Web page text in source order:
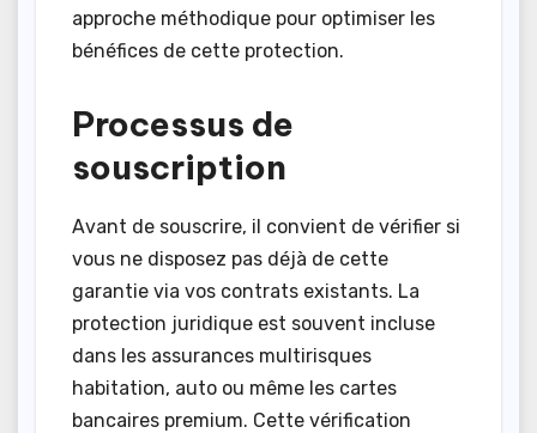
approche méthodique pour optimiser les
bénéfices de cette protection.
Processus de
souscription
Avant de souscrire, il convient de vérifier si
vous ne disposez pas déjà de cette
garantie via vos contrats existants. La
protection juridique est souvent incluse
dans les assurances multirisques
habitation, auto ou même les cartes
bancaires premium. Cette vérification